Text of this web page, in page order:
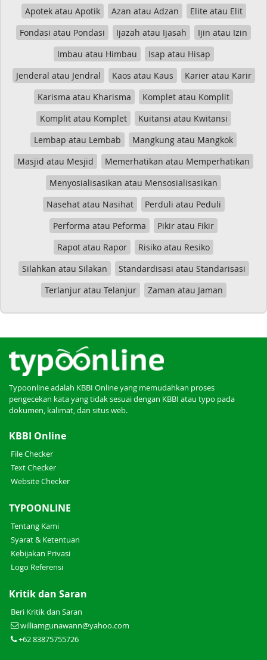
Apotek atau Apotik
Azan atau Adzan
Elite atau Elit
Fondasi atau Pondasi
Ijazah atau Ijasah
Ijin atau Izin
Imbau atau Himbau
Isap atau Hisap
Jenderal atau Jendral
Kaos atau Kaus
Karier atau Karir
Karisma atau Kharisma
Komplet atau Komplit
Komplit atau Komplet
Kuitansi atau Kwitansi
Lembap atau Lembab
Mangkung atau Mangkok
Masjid atau Mesjid
Memerhatikan atau Memperhatikan
Menyosialisasikan atau Mensosialisasikan
Nasehat atau Nasihat
Perduli atau Peduli
Performa atau Peforma
Pikir atau Fikir
Rapot atau Rapor
Risiko atau Resiko
Silahkan atau Silakan
Standardisasi atau Standarisasi
Terlanjur atau Telanjur
Zaman atau Jaman
Typoonline adalah KBBI Online yang memudahkan proses
pengecekan kata yang tidak sesuai dengan KBBI atau typo pada
dokumen, kalimat, dan situs web.
KBBI Online
File Checker
Text Checker
Website Checker
TYPOONLINE
Tentang Kami
Syarat & Ketentuan
Kebijakan Privasi
Logo Referensi
Kritik dan Saran
Beri Kritik dan Saran
williamgunawann@yahoo.com
+62 83875755726